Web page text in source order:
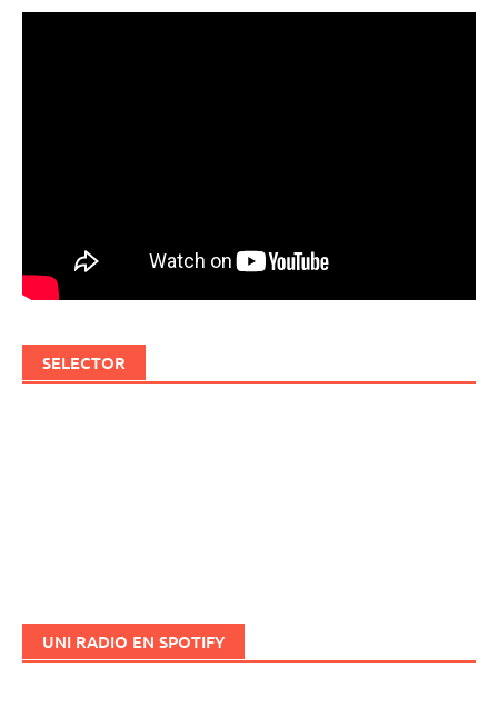
SELECTOR
UNI RADIO EN SPOTIFY